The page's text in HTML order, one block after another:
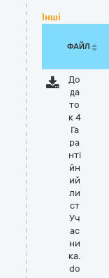
Інші
ФАЙЛ
До
да
то
к 4
Га
ра
нті
йн
ий
ли
ст
Уч
ас
ни
ка.
do